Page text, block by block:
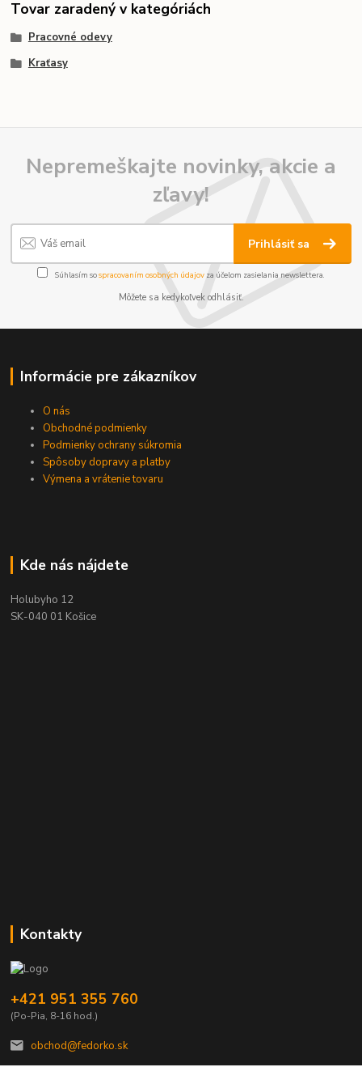
Tovar zaradený v kategóriách
Pracovné odevy
Kraťasy
Nepremeškajte novinky, akcie a
zľavy!
Prihlásiť sa
Súhlasím sospracovaním osobných údajov za účelom zasielania newslettera.
Môžete sa kedykoľvek odhlásiť.
Informácie pre zákazníkov
O nás
Obchodné podmienky
Podmienky ochrany súkromia
Spôsoby dopravy a platby
Výmena a vrátenie tovaru
Kde nás nájdete
Holubyho 12
SK-040 01 Košice
Kontakty
+421 951 355 760
(Po-Pia, 8-16 hod.)
obchod@fedorko.sk